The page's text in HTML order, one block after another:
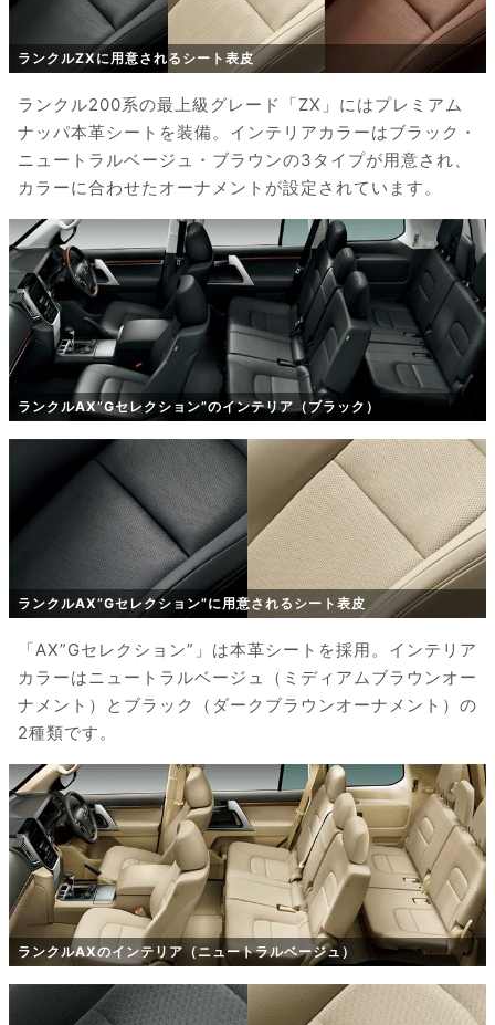
ランクルZXに用意されるシート表皮
ランクル200系の最上級グレード「ZX」にはプレミアム
ナッパ本革シートを装備。インテリアカラーはブラック・
ニュートラルベージュ・ブラウンの3タイプが用意され、
カラーに合わせたオーナメントが設定されています。
ランクルAX”Gセレクション”のインテリア（ブラック）
ランクルAX”Gセレクション”に用意されるシート表皮
「AX”Gセレクション”」は本革シートを採用。インテリア
カラーはニュートラルベージュ（ミディアムブラウンオー
ナメント）とブラック（ダークブラウンオーナメント）の
2種類です。
ランクルAXのインテリア（ニュートラルベージュ）